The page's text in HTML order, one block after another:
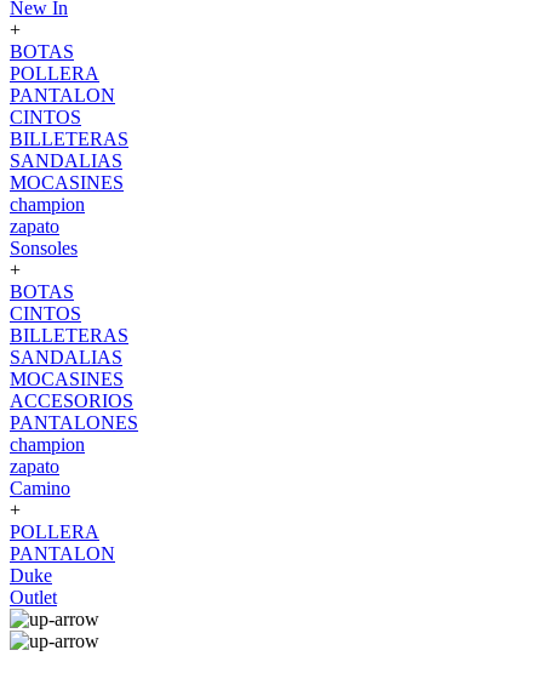
New In
+
BOTAS
POLLERA
PANTALON
CINTOS
BILLETERAS
SANDALIAS
MOCASINES
champion
zapato
Sonsoles
+
BOTAS
CINTOS
BILLETERAS
SANDALIAS
MOCASINES
ACCESORIOS
PANTALONES
champion
zapato
Camino
+
POLLERA
PANTALON
Duke
Outlet